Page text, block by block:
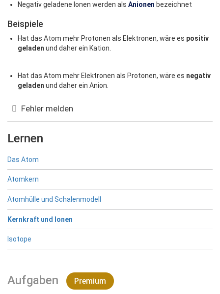
Negativ geladene Ionen werden als Anionen bezeichnet
Beispiele
Hat das Atom mehr Protonen als Elektronen, wäre es positiv
geladen und daher ein Kation.
Hat das Atom mehr Elektronen als Protonen, wäre es negativ
geladen und daher ein Anion.
Fehler melden
Lernen
Das Atom
Atomkern
Atomhülle und Schalenmodell
Kernkraft und Ionen
Isotope
Aufgaben Premium